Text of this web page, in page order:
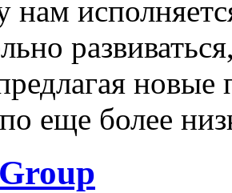
нам
новые
еще более